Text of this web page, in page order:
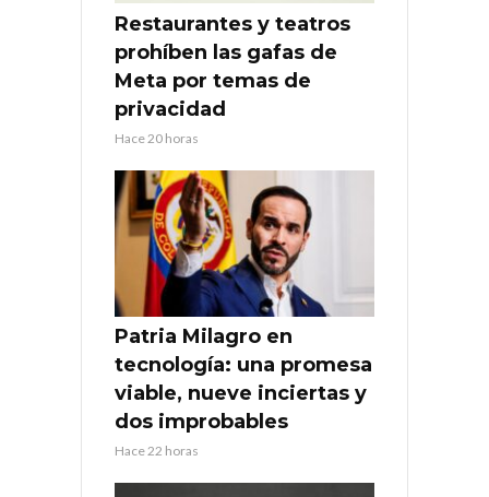
Restaurantes y teatros
prohíben las gafas de
Meta por temas de
privacidad
Hace 20 horas
Patria Milagro en
tecnología: una promesa
viable, nueve inciertas y
dos improbables
Hace 22 horas